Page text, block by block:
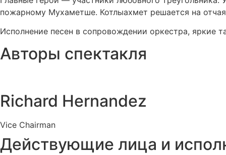
пожарному Мухаметше. Котлыахмет решается на
Исполнение песен в сопровождении оркестра, яркие
Авторы спектакля
Richard Hernandez
Vice Chairman
Действующие лица и